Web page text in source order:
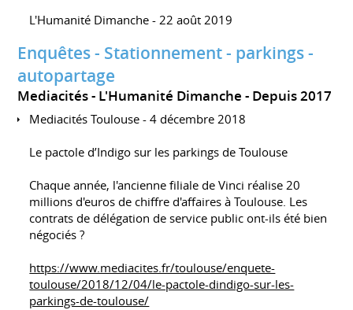
L'Humanité Dimanche - 22 août 2019
Enquêtes - Stationnement - parkings -
autopartage
Mediacités - L'Humanité Dimanche Depuis 2017
Mediacités Toulouse - 4 décembre 2018
Le pactole d’Indigo sur les parkings de Toulouse
Chaque année, l'ancienne filiale de Vinci réalise 20
millions d'euros de chiffre d'affaires à Toulouse. Les
contrats de délégation de service public ont-ils été bien
négociés ?
https://www.mediacites.fr/toulouse/enquete-
toulouse/2018/12/04/le-pactole-dindigo-sur-les-
parkings-de-toulouse/